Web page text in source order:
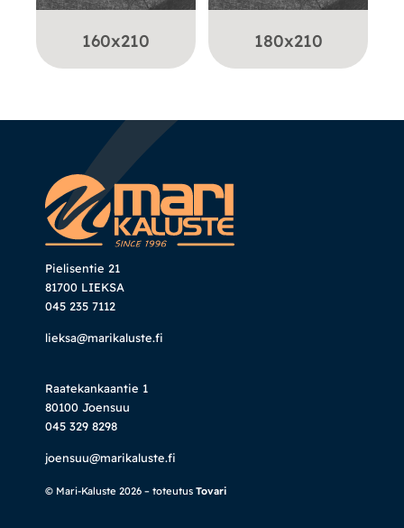
160x210 180x210
Pielisentie 21
81700 LIEKSA
045 235 7112
lieksa@marikaluste.fi
Raatekankaantie 1
80100 Joensuu
045 329 8298
joensuu@marikaluste.fi
© Mari-Kaluste 2026 – toteutus Tovari